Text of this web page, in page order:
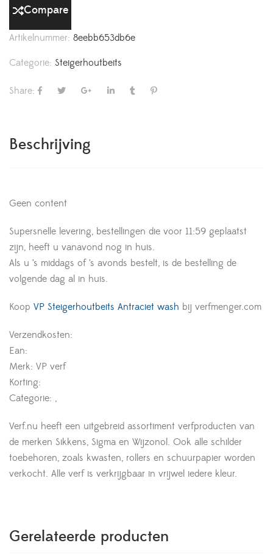
Compare
Artikelnummer: 8eebb653db6e
Categorie: Steigerhoutbeits
Share:
Beschrijving
Geen content
Supersnelle levering, bestellingen die voor 11:59 geplaatst
zijn, heeft u vanavond nog in huis.
Als u ’s middags of ’s avonds bestelt, is de bestelling de
volgende dag al in huis.
Koop VP Steigerhoutbeits Antraciet wash bij verfmenger.com
Verzendkosten:
Ean:
Merk: VP verf
Korting:
Categorie: ,
Verf.nu heeft een uitgebreid assortiment verfproducten van
de merken Sikkens, Sigma en Wijzonol. Ook alle schilder
toebehoren, zoals kwasten, rollers en schuurpapier worden
verkocht. Alle verf is verkrijgbaar in vrijwel iedere kleur.
Gerelateerde producten